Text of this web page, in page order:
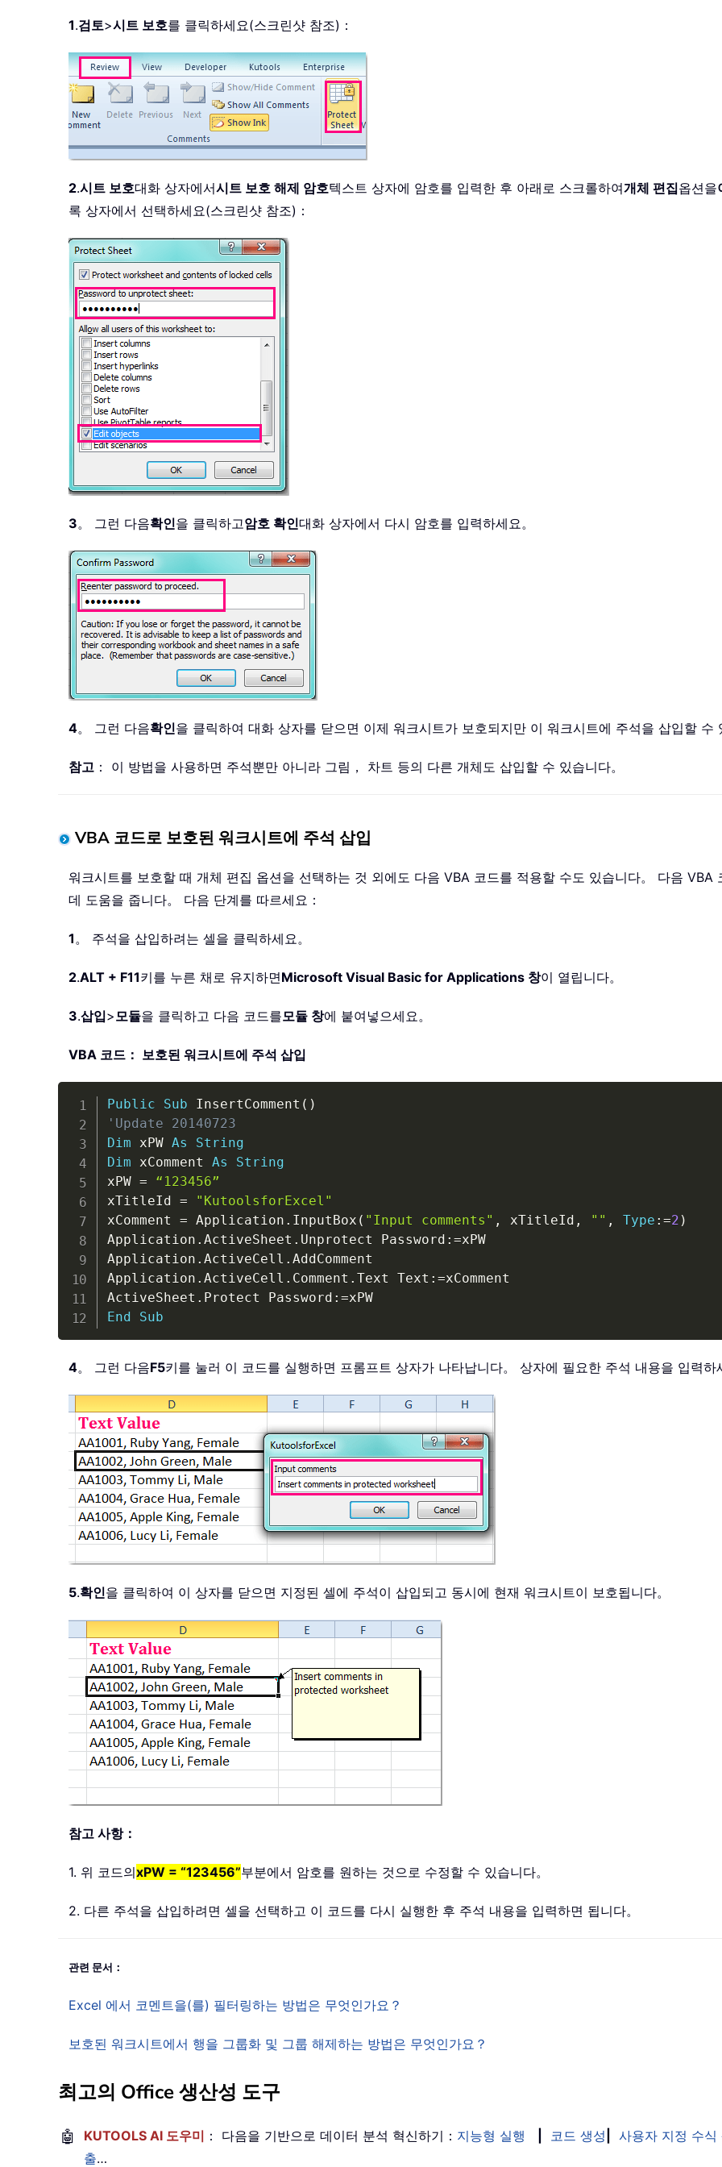
1.검토>시트 보호를 클릭하세요(스크린샷 참조)：
2.시트 보호대화 상자에서시트 보호 해제 암호텍스트 상자에 암호를 입력한 후 아래로 스크롤하여개체 편집옵션을
록 상자에서 선택하세요(스크린샷 참조)：
3。 그런 다음확인을 클릭하고암호 확인대화 상자에서 다시 암호를 입력하세요。
4。 그런 다음확인을 클릭하여 대화 상자를 닫으면 이제 워크시트가 보호되지만 이 워크시트에 주석을 삽입할 수
참고 ： 이 방법을 사용하면 주석뿐만 아니라 그림， 차트 등의 다른 개체도 삽입할 수 있습니다。
VBA 코드로 보호된 워크시트에 주석 삽입
워크시트를 보호할 때 개체 편집 옵션을 선택하는 것 외에도 다음 VBA 코드를 적용할 수도 있습니다。 다음
데 도움을 줍니다。 다음 단계를 따르세요：
1。 주석을 삽입하려는 셀을 클릭하세요。
2.ALT + F11키를 누른 채로 유지하면Microsoft Visual Basic for Applications 창이 열립니다。
3.삽입>모듈을 클릭하고 다음 코드를모듈 창에 붙여넣으세요。
VBA 코드： 보호된 워크시트에 주석 삽입
Public Sub InsertComment ( )
'Update 20140723
Dim xPW As
String
Dim xComment As
String
xPW =
“123456”
xTitleId =
"KutoolsforExcel"
xComment = Application . InputBox ( "Input comments" , xTitleId , "" , Type : =2 )
Application . ActiveSheet . Unprotect Password : =xPW
Application . ActiveCell . AddComment
Application . ActiveCell . Comment . Text Text : =xComment
ActiveSheet . Protect Password : =
xPW
End
Sub
4。 그런 다음F5키를 눌러 이 코드를 실행하면 프롬프트 상자가 나타납니다。 상자에 필요한 주석 내용을 입력하
5.확인을 클릭하여 이 상자를 닫으면 지정된 셀에 주석이 삽입되고 동시에 현재 워크시트이 보호됩니다。
참고 사항：
1. 위 코드의xPW = “123456”부분에서 암호를 원하는 것으로 수정할 수 있습니다。
2. 다른 주석을 삽입하려면 셀을 선택하고 이 코드를 다시 실행한 후 주석 내용을 입력하면 됩니다。
관련 문서：
Excel 에서 코멘트을(를) 필터링하는 방법은 무엇인가요？
보호된 워크시트에서 행을 그룹화 및 그룹 해제하는 방법은 무엇인가요？
최고의 Office 생산성 도구
🤖 KUTOOLS AI 도우미 ： 다음을 기반으로 데이터 분석 혁신하기： 지능형 실행 코드 생성 사용자 지정 수식
출…